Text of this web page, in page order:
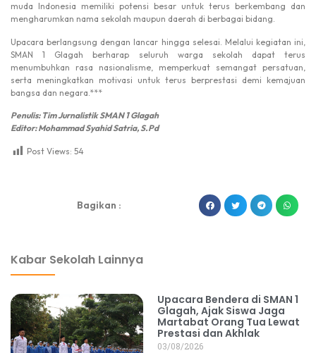
muda Indonesia memiliki potensi besar untuk terus berkembang dan
mengharumkan nama sekolah maupun daerah di berbagai bidang.
Upacara berlangsung dengan lancar hingga selesai. Melalui kegiatan ini,
SMAN 1 Glagah berharap seluruh warga sekolah dapat terus
menumbuhkan rasa nasionalisme, memperkuat semangat persatuan,
serta meningkatkan motivasi untuk terus berprestasi demi kemajuan
bangsa dan negara.***
Penulis: Tim Jurnalistik SMAN 1 Glagah
Editor: Mohammad Syahid Satria, S.Pd
Post Views: 54
Bagikan :
Kabar Sekolah Lainnya
Upacara Bendera di SMAN 1
Glagah, Ajak Siswa Jaga
Martabat Orang Tua Lewat
Prestasi dan Akhlak
03/08/2026